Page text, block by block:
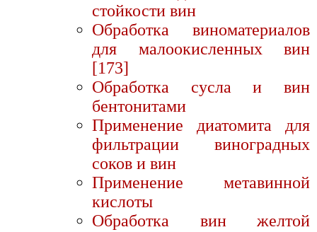
стойкости вин
Обработка виноматериалов
для малоокисленных вин
[173]
Обработка сусла и вин
бентонитами
Применение диатомита для
фильтрации виноградных
соков и вин
Применение метавинной
кислоты
Обработка вин желтой